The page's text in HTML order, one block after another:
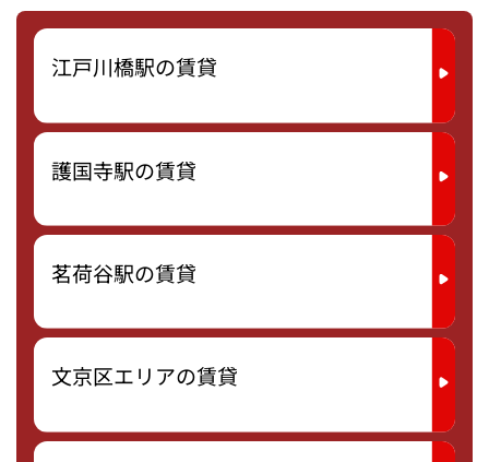
江戸川橋駅の賃貸
護国寺駅の賃貸
茗荷谷駅の賃貸
文京区エリアの賃貸